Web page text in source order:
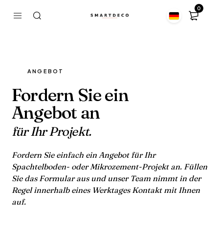
0
ANGEBOT
Fordern Sie ein
Angebot an
für Ihr Projekt.
Fordern Sie einfach ein Angebot für Ihr
Spachtelboden- oder Mikrozement-Projekt an. Füllen
Sie das Formular aus und unser Team nimmt in der
Regel innerhalb eines Werktages Kontakt mit Ihnen
auf.